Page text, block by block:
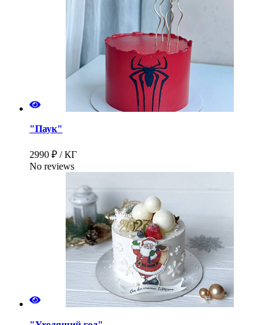
"Паук"
2990 ₽ / КГ
No reviews